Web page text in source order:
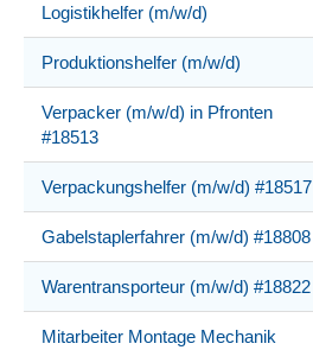
Logistikhelfer (m/w/d)
Produktionshelfer (m/w/d)
Verpacker (m/w/d) in Pfronten
#18513
Verpackungshelfer (m/w/d) #18517
Gabelstaplerfahrer (m/w/d) #18808
Warentransporteur (m/w/d) #18822
Mitarbeiter Montage Mechanik